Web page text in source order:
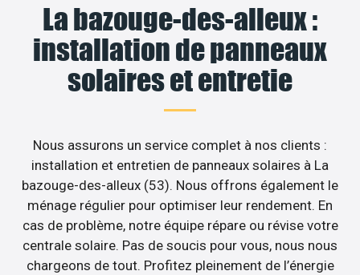
La bazouge-des-alleux :
installation de panneaux
solaires et entretie
Nous assurons un service complet à nos clients :
installation et entretien de panneaux solaires à La
bazouge-des-alleux (53). Nous offrons également le
ménage régulier pour optimiser leur rendement. En
cas de problème, notre équipe répare ou révise votre
centrale solaire. Pas de soucis pour vous, nous nous
chargeons de tout. Profitez pleinement de l’énergie